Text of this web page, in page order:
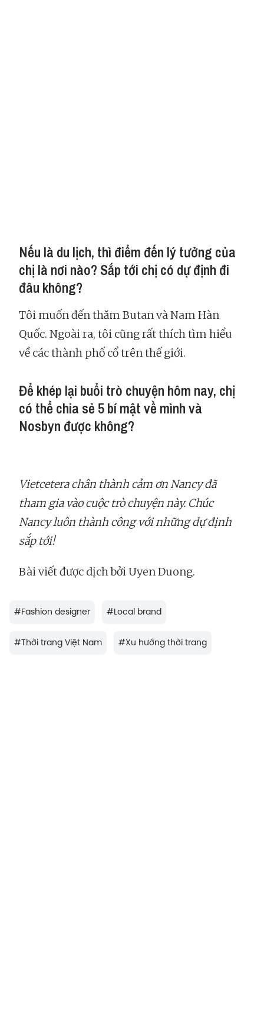
Nếu là du lịch, thì điểm đến lý tưởng của
chị là nơi nào? Sắp tới chị có dự định đi
đâu không?
Tôi muốn đến thăm Butan và Nam Hàn
Quốc. Ngoài ra, tôi cũng rất thích tìm hiểu
về các thành phố cổ trên thế giới.
Để khép lại buổi trò chuyện hôm nay, chị
có thể chia sẻ 5 bí mật về mình và
Nosbyn được không?
Vietcetera chân thành cảm ơn Nancy đã
tham gia vào cuộc trò chuyện này. Chúc
Nancy luôn thành công với những dự định
sắp tới!
Bài viết được dịch bởi Uyen Duong.
#Fashion designer #Local brand
#Thời trang Việt Nam #Xu hướng thời trang